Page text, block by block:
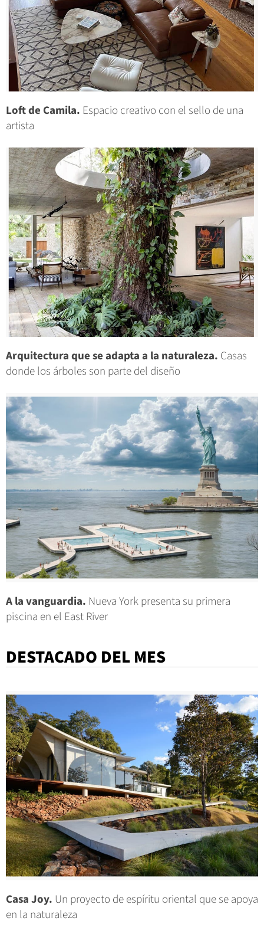
Loft de Camila. Espacio creativo con el sello de una
artista
Arquitectura que se adapta a la naturaleza. Casas
donde los árboles son parte del diseño
A la vanguardia. Nueva York presenta su primera
piscina en el East River
DESTACADO DEL MES
Casa Joy. Un proyecto de espíritu oriental que se apoya
en la naturaleza